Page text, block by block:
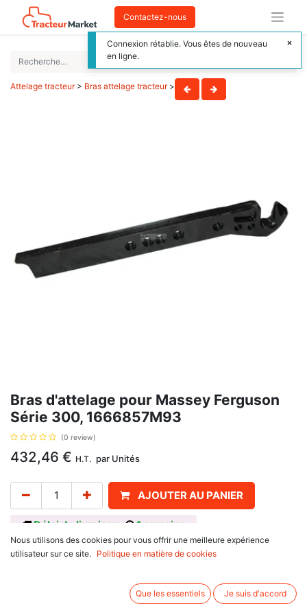
Contactez-nous
Attelage tracteur> Bras attelage tracteur>
Bras d'attelage pour Massey Ferguson
Série 300, 1666857M93
(0 review)
432,46 € H.T. par Unités
AJOUTER AU PANIER
Délai de livraison : 1 semaine
Référence d'origine : 1666857M93, pour Massey Ferguson
Nous utilisons des cookies pour vous offrir une meilleure expérience
utilisateur sur ce site.
Politique en matière de cookies
Que les essentiels Je suis d'accord
Connexion rétablie. Vous êtes de nouveau
en ligne.